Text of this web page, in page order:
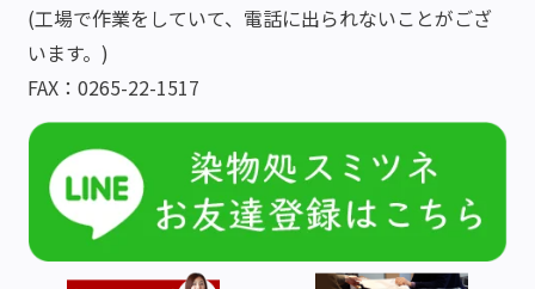
(工場で作業をしていて、電話に出られないことがござ
います。)
FAX：0265-22-1517